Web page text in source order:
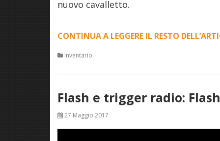
nuovo cavalletto.
CONTINUA A LEGGERE IL RESTO
Inventario
Flash e trigger radio:
27 Maggio 2017